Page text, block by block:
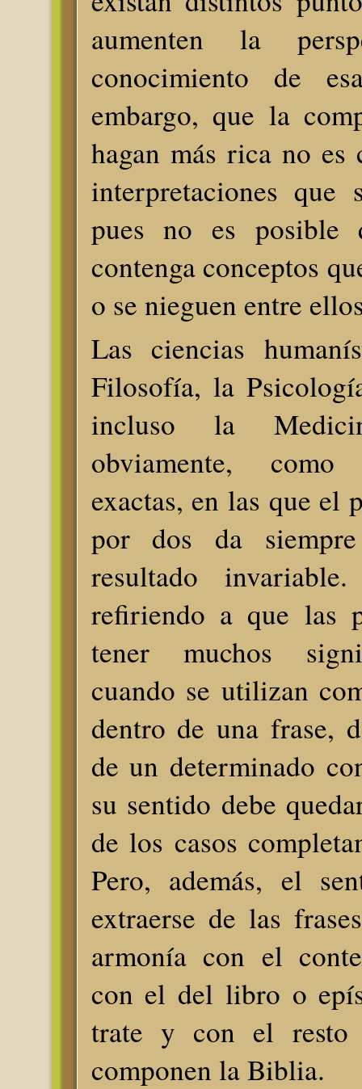
aumenten la
conocimiento de
embargo, que la
hagan más rica no es
interpretaciones que
pues no es posible
contenga conceptos
o se nieguen entre
Las ciencias
Filosofía, la
incluso la
obviamente,
exactas, en las que el
por dos da
resultado
refiriendo a que las
tener muchos
cuando se utilizan
dentro de una frase,
de un determinado
su sentido debe
de los casos
Pero, además, el
extraerse de las
armonía con el
con el del libro o
trate y con el resto
componen la Biblia.